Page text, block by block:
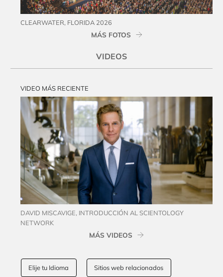
CLEARWATER, FLORIDA 2026
MÁS FOTOS
VIDEOS
VIDEO MÁS RECIENTE
DAVID MISCAVIGE, INTRODUCCIÓN AL SCIENTOLOGY
NETWORK
MÁS VIDEOS
Elije tu Idioma Sitios web relacionados